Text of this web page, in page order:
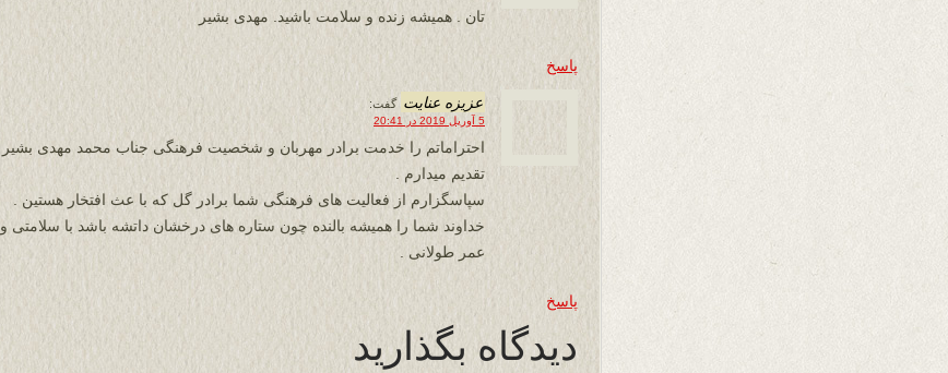
تان . همیشه زنده و سلامت باشید. مهدی بشیر
پاسخ
عزیزه عنایت گفت:
5 آوریل 2019 در 20:41
احتراماتم را خدمت برادر مهربان و شخصیت فرهنگی جناب محمد مهدی بشیر
تقدیم میدارم .
سپاسگزارم از فعالیت های فرهنگی شما برادر گل که با عث افتخار هستین .
خداوند شما را همیشه بالنده چون ستاره های درخشان داتشه باشد با سلامتی و
عمر طولانی .
پاسخ
دیدگاه بگذارید